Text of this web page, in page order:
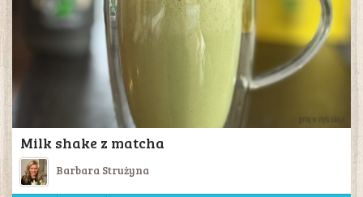
Milk shake z matcha
Barbara Strużyna